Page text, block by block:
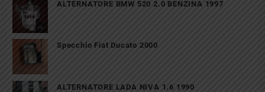
ALTERNATORE BMW 520 2.0 BENZINA 1997
Specchio Fiat Ducato 2000
ALTERNATORE LADA NIVA 1.6 1990